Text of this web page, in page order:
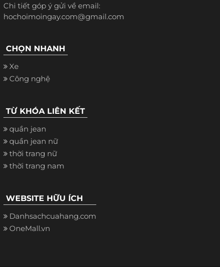
Chi tiết góp ý gửi về email:
hochoimoingay.com@gmail.com
CHỌN NHANH
Xe
Công nghệ
TỪ KHÓA LIÊN KẾT
quần jean
quần jean nữ
thời trang nữ
thời trang nam
WEBSITE HỮU ÍCH
Danhsachcuahang.com
OneMall.vn